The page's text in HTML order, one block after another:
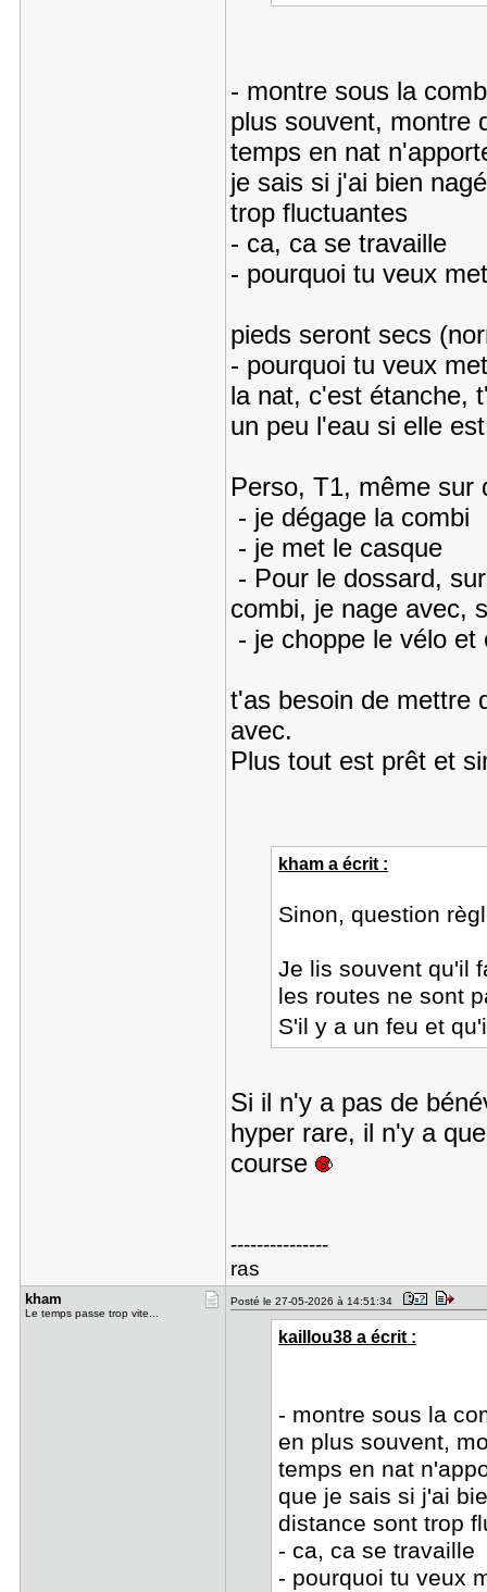
- montre sous la
plus souvent, montre
temps en nat
je sais si j'ai bien
trop fluctuantes
- ca, ca se travaille
- pourquoi tu veux
pieds seront secs
- pourquoi tu veux
la nat, c'est étanche,
un peu l'eau si elle
Perso, T1, même
- je dégage la combi
- je met le casque
- Pour le dossard,
combi, je nage avec,
- je choppe le vélo et
t'as besoin de mettre
avec.
Plus tout est prêt et
kham a écrit :
Sinon, question
Je lis souvent qu'il
les routes ne sont
S'il y a un feu et
Si il n'y a pas de
hyper rare, il n'y a
course
---------------
ras
kham
Le temps passe trop vite...
Posté le 27-05-2026 à 14:51:34
kaillou38 a écrit :
- montre sous la
en plus souvent,
temps en nat
que je sais si j'ai
distance sont trop
- ca, ca se travaille
- pourquoi tu veux